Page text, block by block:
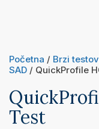
Početna / Brzi
SAD / QuickProfile
Test